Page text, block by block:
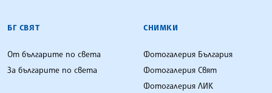
БГ СВЯТ
От българите по света
За българите по света
СНИМКИ
Фотогалерия България
Фотогалерия Свят
Фотогалерия ЛИК